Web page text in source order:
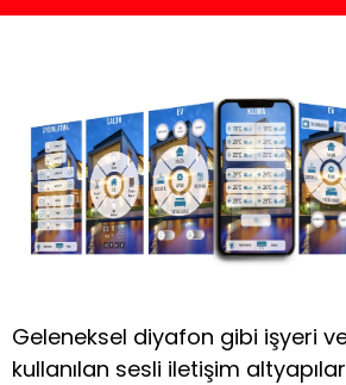
Geleneksel diyafon gibi işyeri
kullanılan sesli iletişim